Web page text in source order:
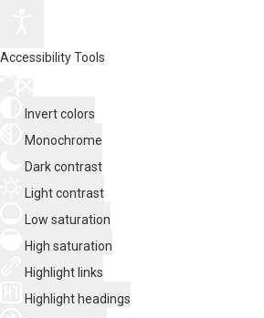
Accessibility Tools
Invert colors
Monochrome
Dark contrast
Light contrast
Low saturation
High saturation
Highlight links
Highlight headings